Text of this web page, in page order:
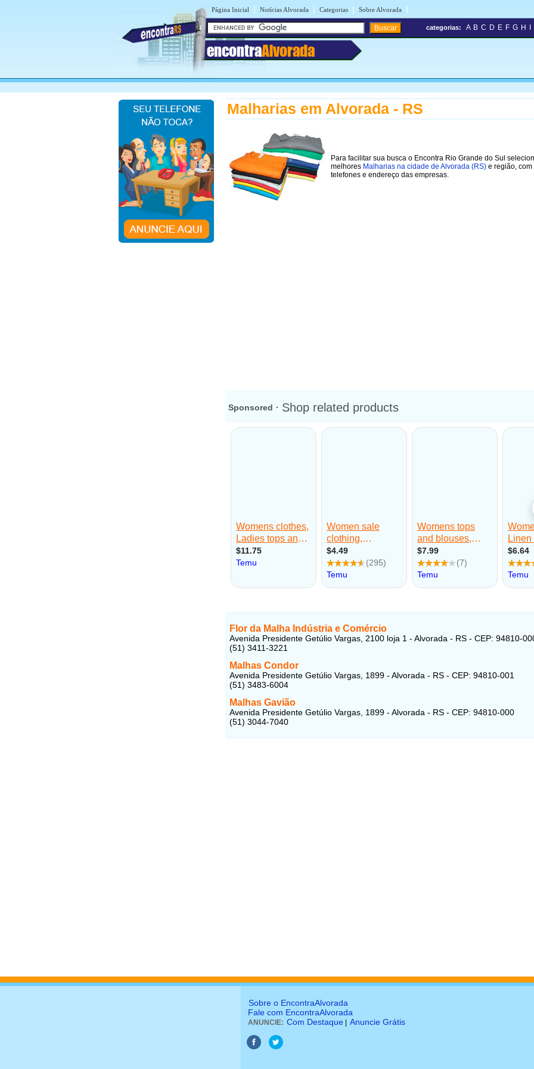
Página Inicial | Notícias Alvorada | Categorias | Sobre Alvorada |
encontraAlvorada
categorias: A B C D E F G H
Malharias em Alvorada - RS
Para facilitar sua busca o Encontra Rio Grande do Sul
melhores Malharias na cidade de Alvorada (RS) e região, com
telefones e endereço das empresas.
Flor da Malha Indústria e Comércio
Avenida Presidente Getúlio Vargas, 2100 loja 1 - Alvorada - RS - CEP: 94810-
(51) 3411-3221
Malhas Condor
Avenida Presidente Getúlio Vargas, 1899 - Alvorada - RS - CEP: 94810-001
(51) 3483-6004
Malhas Gavião
Avenida Presidente Getúlio Vargas, 1899 - Alvorada - RS - CEP: 94810-000
(51) 3044-7040
Sobre o EncontraAlvorada
Fale com EncontraAlvorada
ANUNCIE: Com Destaque Anuncie Grátis